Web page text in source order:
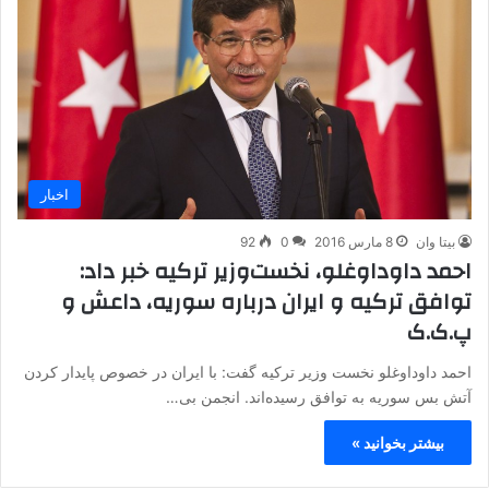
اخبار
بیتا وان 8 مارس 2016 0
92
احمد داوداوغلو، نخست‌وزیر ترکیه خبر داد:
توافق ترکیه و ایران درباره سوریه، داعش و
پ.ک.ک
احمد داوداوغلو نخست وزیر ترکیه گفت: با ایران در خصوص پایدار کردن
آتش بس سوریه به توافق رسیده‌اند. انجمن بی…
بیشتر بخوانید »